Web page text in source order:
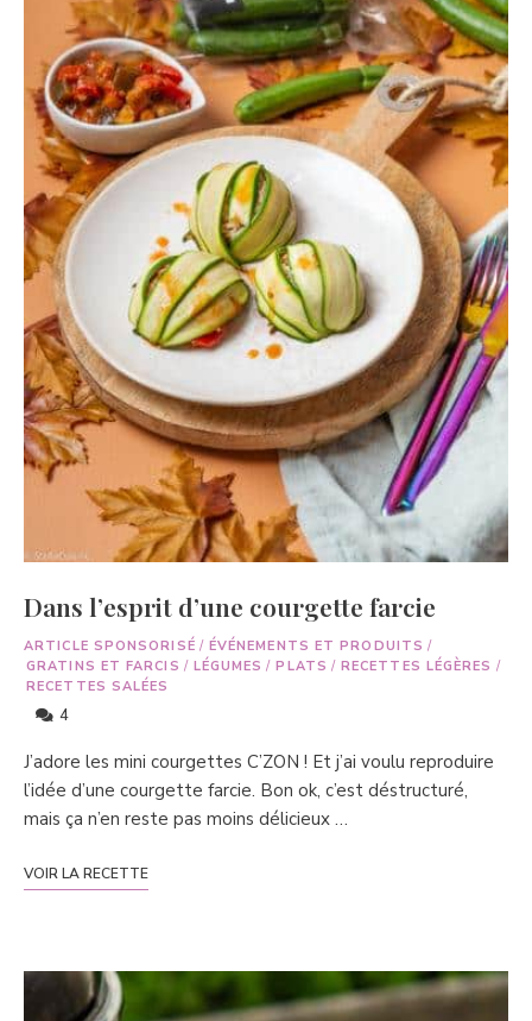
Dans l’esprit d’une courgette farcie
ARTICLE SPONSORISÉ / ÉVÉNEMENTS ET PRODUITS /
GRATINS ET FARCIS / LÉGUMES / PLATS / RECETTES LÉGÈRES /
RECETTES SALÉES
4
J’adore les mini courgettes C’ZON ! Et j’ai voulu reproduire
l’idée d’une courgette farcie. Bon ok, c’est déstructuré,
mais ça n’en reste pas moins délicieux …
VOIR LA RECETTE